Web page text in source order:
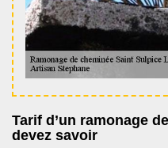
Tarif d’un ramonage
devez savoir